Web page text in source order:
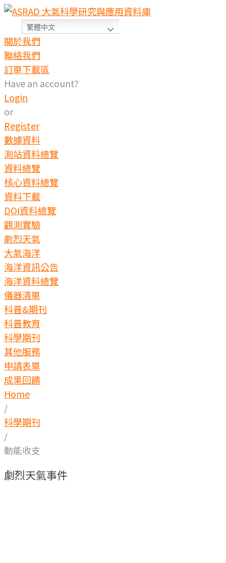
繁體中文
關於我們
聯絡我們
訂單下載區
Have an account?
Login
or
Register
數據資料
測站資料總覽
資料總覽
核心資料總覽
資料下載
DOI資料總覽
觀測實驗
劇烈天氣
大氣海洋
海洋資訊公告
海洋資料總覽
儀器清單
科普&期刊
科普教育
科學期刊
其他服務
申請表單
成果回饋
Home
/
科學期刊
/
動能收支
劇烈天氣事件